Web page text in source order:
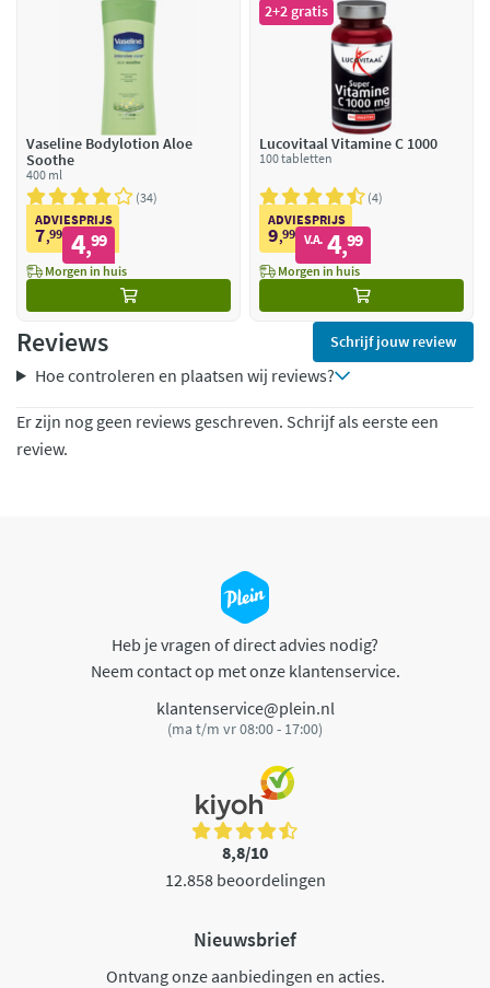
Vaseline Bodylotion Aloe
Soothe
400 ml
34
ADVIESPRIJS
7,99 4,99
Morgen in huis
2+2 gratis
Lucovitaal Vitamine C 1000
100 tabletten
4
ADVIESPRIJS
9,99 V.A. 4,99
Morgen in huis
Reviews Schrijf jouw review
Hoe controleren en plaatsen wij reviews?
Er zijn nog geen reviews geschreven. Schrijf als eerste een
review.
Heb je vragen of direct advies nodig?
Neem contact op met onze klantenservice.
klantenservice@plein.nl
(ma t/m vr 08:00 - 17:00)
8,8/10
12.858 beoordelingen
Nieuwsbrief
Ontvang onze aanbiedingen en acties.